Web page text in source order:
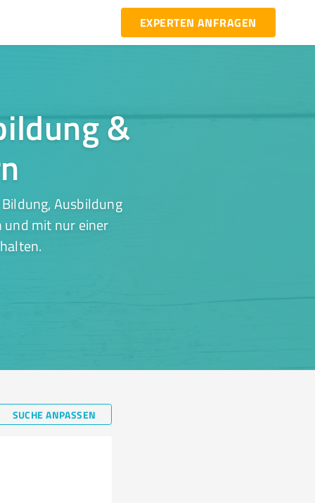
EXPERTEN ANFRAGEN
&
Ausbildung
und mit nur einer
SUCHE ANPASSEN